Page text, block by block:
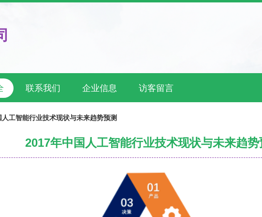
联系我们 企业信息 访客留言
工智能行业技术现状与未来趋势预测
2017年中国人工智能行业技术现状与未来趋势